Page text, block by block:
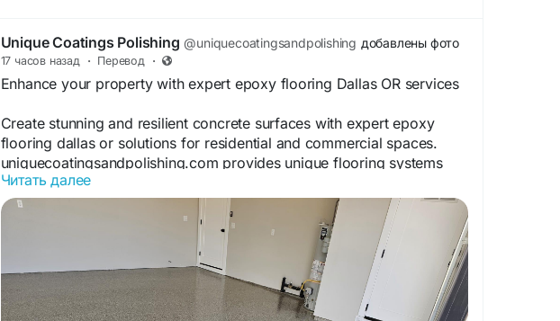
Unique Coatings Polishing @uniquecoatingsandpolishing добавлены фото
17 часов назад · Перевод ·
Enhance your property with expert epoxy flooring Dallas OR services
Create stunning and resilient concrete surfaces with expert epoxy
flooring dallas or solutions for residential and commercial spaces.
uniquecoatingsandpolishing.com provides unique flooring systems
that deliver exceptional durability, style, and lasting protection.
https://www.uniquecoatingsandpolishing.com/epoxy-floors
Читать далее